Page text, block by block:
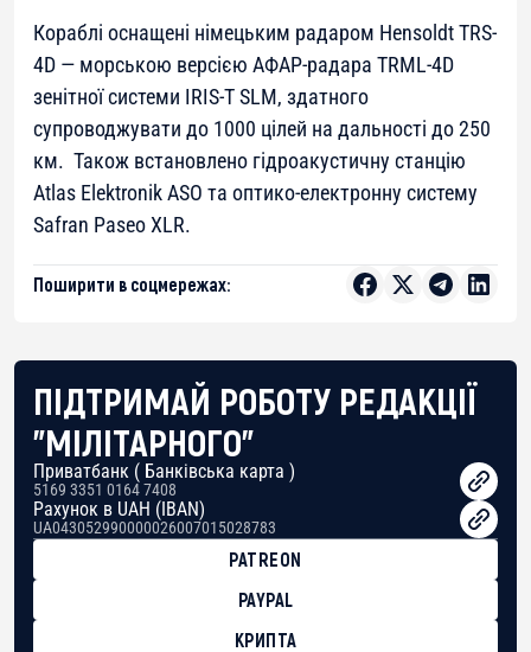
Кораблі оснащені німецьким радаром Hensoldt TRS-
4D — морською версією АФАР-радара TRML-4D
зенітної системи IRIS-T SLM, здатного
супроводжувати до 1000 цілей на дальності до 250
км. Також встановлено гідроакустичну станцію
Atlas Elektronik ASO та оптико-електронну систему
Safran Paseo XLR.
Поширити в соцмережах:
ПІДТРИМАЙ РОБОТУ РЕДАКЦІЇ
"МІЛІТАРНОГО"
Приватбанк ( Банківська карта )
5169 3351 0164 7408
Рахунок в UAH (IBAN)
UA043052990000026007015028783
PATREON
PAYPAL
КРИПТА